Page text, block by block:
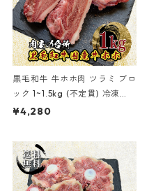
黒毛和牛 牛ホホ肉 ツラミ ブロ
ック 1~1.5kg (不定貫) 冷凍
【送料無料】
¥4,280